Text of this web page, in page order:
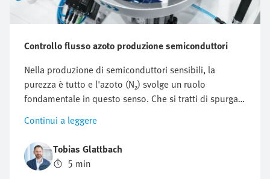
Controllo flusso azoto produzione semiconduttori
Nella produzione di semiconduttori sensibili, la
purezza è tutto e l'azoto (N₂) svolge un ruolo
fondamentale in questo senso. Che si tratti di spurgare
o risciacquare le camere di processo per proteggerle
da particelle e altri contaminanti o per proteggerle
dall'ossidazione, ottimizzare il consumo di azoto è
fondamentale. Ma in che modo è possibile regolare
questo flusso in modo efficiente, riproducibile e il più
Continui a leggere
Tobias Glattbach
5 min